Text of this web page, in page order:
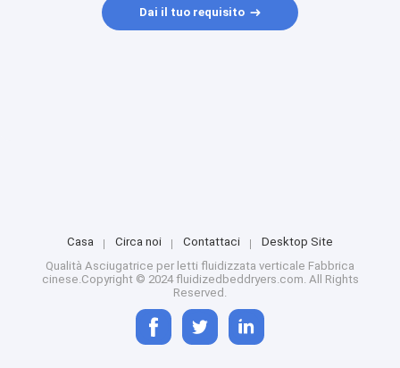
Dai il tuo requisito
Casa Circa noi Contattaci
Desktop Site
Qualità Asciugatrice per letti fluidizzata verticale Fabbrica
cinese.Copyright © 2024 fluidizedbeddryers.com. All Rights
Reserved.